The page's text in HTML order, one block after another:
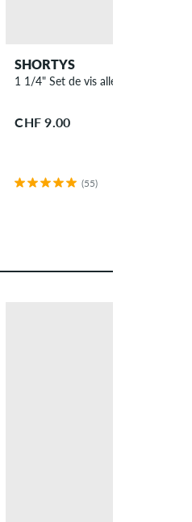
SHORTYS
1 1/4" Set de vis allen
CHF 9.00
(55)